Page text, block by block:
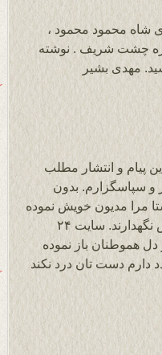
شاه محمود محمود ،
چشت شریف . نوشته
مهدی بشیر
پیام و انتشار مطلب
۲۴ ساعت تشکر و سپاسگزارم. بدون
مرا مدیون خویش نموده
اید. خداوند متعال شما را در پناه و عزت خویش نگهدارند. سایت ۲۴
هموطنان باز نموده
دارم دست تان درد نکند